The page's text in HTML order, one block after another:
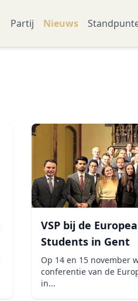
Partij Nieuws
VSP bij de
Students in Gent
Op 14 en 15 november
conferentie van de
in...